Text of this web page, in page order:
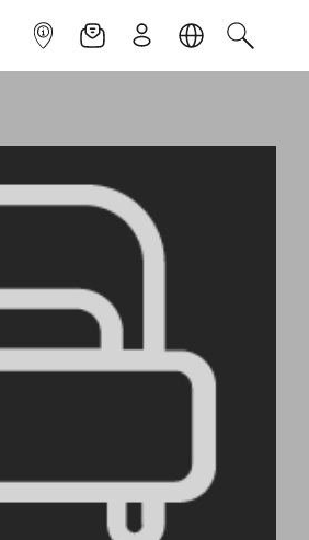
INFOPUNKTNEWSLETTER
ANMELDENSPRACHESUCHEN